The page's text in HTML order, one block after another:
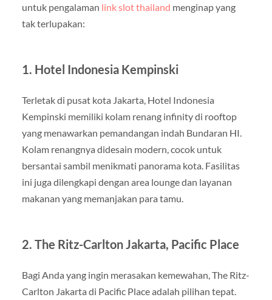
untuk pengalaman link slot thailand menginap yang
tak terlupakan:
1. Hotel Indonesia Kempinski
Terletak di pusat kota Jakarta, Hotel Indonesia
Kempinski memiliki kolam renang infinity di rooftop
yang menawarkan pemandangan indah Bundaran HI.
Kolam renangnya didesain modern, cocok untuk
bersantai sambil menikmati panorama kota. Fasilitas
ini juga dilengkapi dengan area lounge dan layanan
makanan yang memanjakan para tamu.
2. The Ritz-Carlton Jakarta, Pacific Place
Bagi Anda yang ingin merasakan kemewahan, The Ritz-
Carlton Jakarta di Pacific Place adalah pilihan tepat.